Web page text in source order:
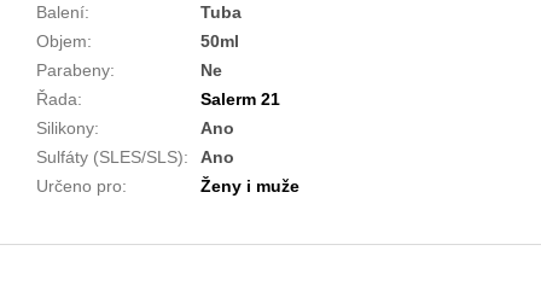
Balení:
Tuba
Objem:
50ml
Parabeny:
Ne
Řada:
Salerm 21
Silikony:
Ano
Sulfáty (SLES/SLS):
Ano
Určeno pro: Ženy i muže